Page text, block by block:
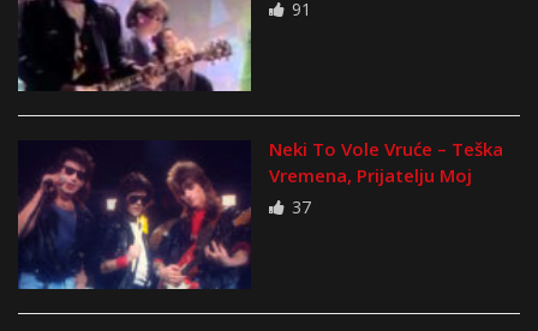
91
Neki To Vole Vruće – Teška
Vremena, Prijatelju Moj
37